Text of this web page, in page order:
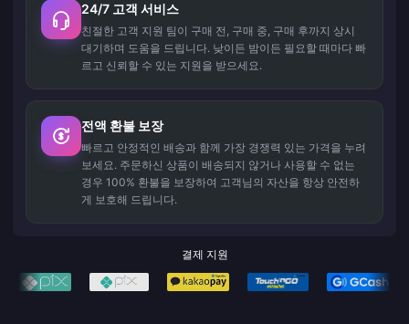
24/7 고객 서비스
친절한 고객 지원 팀이 구매 전, 구매 중, 구매 후까지 상시
대기하며 도움을 드립니다. 낮이든 밤이든 필요할 때마다 빠
르고 신뢰할 수 있는 지원을 받으세요.
전액 환불 보장
빠르고 안정적인 배송과 함께 가장 경쟁력 있는 가격을 누려
보세요. 주문하신 상품이 배송되지 않거나 사용할 수 없는
경우 100% 환불을 보장하여 고객님의 자산을 항상 안전하
게 보호해 드립니다.
결제 지원